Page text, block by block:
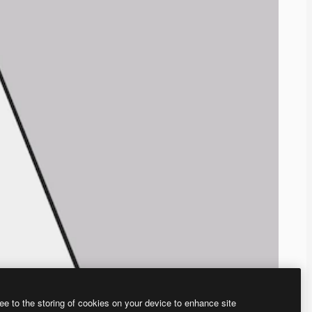
to the storing of cookies on your device to enhance site